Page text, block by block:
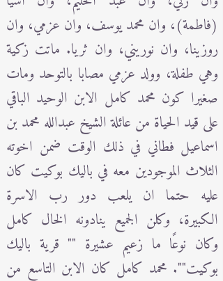
(فاطمة)، وان محمد يوسف، وان عزمي، وان
روزينا، وان نوريني، وان ثريا. ماتت زكية
وهي طفلة، وولد عزمي مصابا بالتوحد ومات
صغيرا كون محمد كامل الابن الوحيد الباقي
على قيد الحياة من عائلة الشيخ عبدالله محمد بن
اسماعيل فطاني في ذلك الوقت ضمن اخوته
الثلاث الموجودين معه في باليك بوكيت كان
عليه حتما ان يلعب دور رب الاسرة
الكبيرة، وكلن الجميع ينادونه الخال كامل
وكان نوعًا ما زعيم عشيرة "" قرية باليك
بوكيت"". محمد كامل كان الابن التاسع من